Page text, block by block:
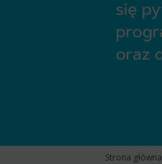
Strona główna